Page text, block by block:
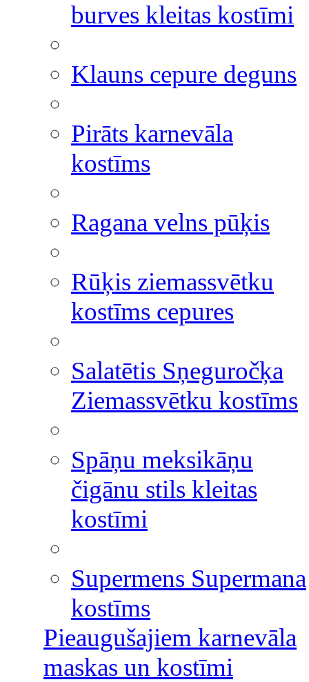
burves kleitas kostīmi
Klauns cepure deguns
Pirāts karnevāla
kostīms
Ragana velns pūķis
Rūķis ziemassvētku
kostīms cepures
Salatētis Sņeguročķa
Ziemassvētku kostīms
Spāņu meksikāņu
čigānu stils kleitas
kostīmi
Supermens Supermana
kostīms
Pieaugušajiem karnevāla
maskas un kostīmi